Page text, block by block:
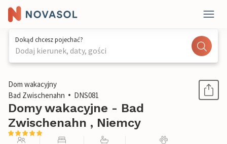
Dokąd chcesz pojechać?
Dodaj kierunek, daty, gości
1 / 1
Dom wakacyjny
Bad Zwischenahn
DNS081
Domy wakacyjne - Bad
Zwischenahn , Niemcy